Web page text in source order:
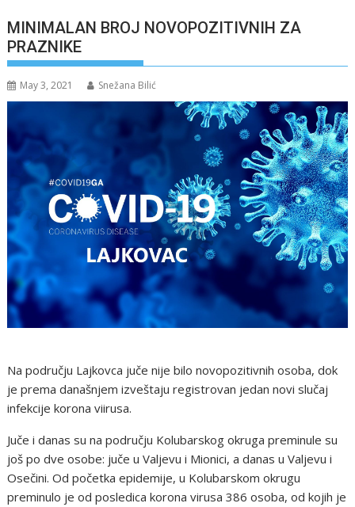
MINIMALAN BROJ NOVOPOZITIVNIH ZA
PRAZNIKE
May 3, 2021 Snežana Bilić
Na području Lajkovca juče nije bilo novopozitivnih osoba, dok
je prema današnjem izveštaju registrovan jedan novi slučaj
infekcije korona viirusa.
Juče i danas su na području Kolubarskog okruga preminule su
još po dve osobe: juče u Valjevu i Mionici, a danas u Valjevu i
Osečini. Od početka epidemije, u Kolubarskom okrugu
preminulo je od posledica korona virusa 386 osoba, od kojih je